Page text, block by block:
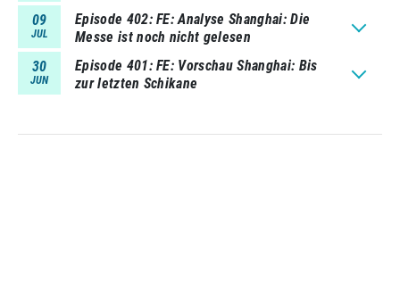
09
JUL
Episode 402 FE: Analyse Shanghai: Die
Messe ist noch nicht gelesen
30
JUN
Episode 401 FE: Vorschau Shanghai: Bis
zur letzten Schikane